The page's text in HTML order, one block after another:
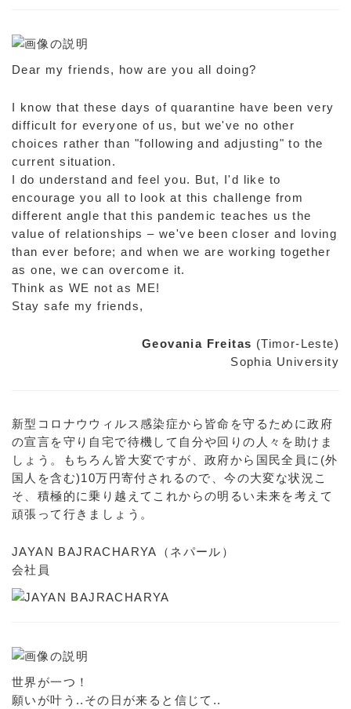
Dear my friends, how are you all doing?
I know that these days of quarantine have been very
difficult for everyone of us, but we've no other
choices rather than "following and adjusting" to the
current situation.
I do understand and feel you. But, I'd like to
encourage you all to look at this challenge from
different angle that this pandemic teaches us the
value of relationships – we've been closer and loving
than ever before; and when we are working together
as one, we can overcome it.
Think as WE not as ME!
Stay safe my friends,
Geovania Freitas (Timor-Leste)
Sophia University
新型コロナウウィルス感染症から皆命を守るために政府
の宣言を守り自宅で待機して自分や回りの人々を助けま
しょう。もちろん皆大変ですが、政府から国民全員に(外
国人を含む)10万円寄付されるので、今の大変な状況こ
そ、積極的に乗り越えてこれからの明るい未来を考えて
頑張って行きましょう。
JAYAN BAJRACHARYA（ネパール）
会社員
世界が一つ！
願いが叶う..その日が来ると信じて..